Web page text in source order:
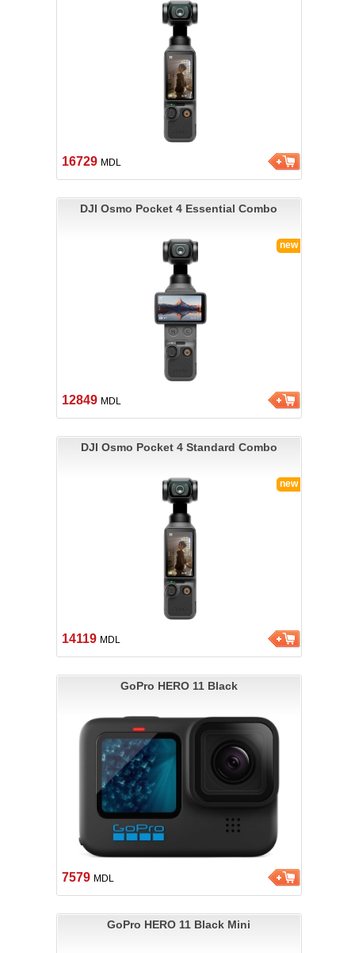
16729 MDL
new
DJI Osmo Pocket 4 Essential Combo
12849 MDL
new
DJI Osmo Pocket 4 Standard Combo
14119 MDL
GoPro HERO 11 Black
7579 MDL
GoPro HERO 11 Black Mini